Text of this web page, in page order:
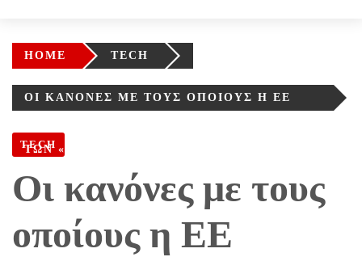
HOME TECH
ΟΙ ΚΑΝΌΝΕΣ ΜΕ ΤΟΥΣ ΟΠΟΊΟΥΣ Η ΕΕ
ΤΩΝ «ΓΙΓΆΝΤΩΝ» ΤΗΣ ΤΕΧΝΟΛΟΓΊΑΣ
TECH
Οι κανόνες με τους
οποίους η ΕΕ